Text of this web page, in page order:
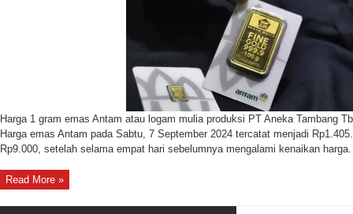
Harga 1 gram emas Antam atau logam mulia produksi PT Aneka Tambang
Harga emas Antam pada Sabtu, 7 September 2024 tercatat menjadi
Rp9.000, setelah selama empat hari sebelumnya mengalami kenaikan
Read More »